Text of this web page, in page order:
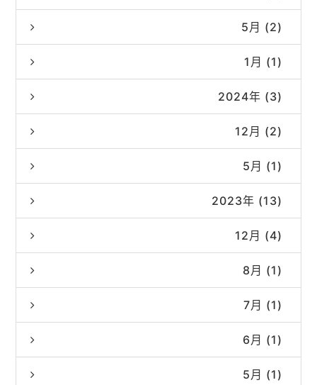
5月 (2)
1月 (1)
2024年 (3)
12月 (2)
5月 (1)
2023年 (13)
12月 (4)
8月 (1)
7月 (1)
6月 (1)
5月 (1)